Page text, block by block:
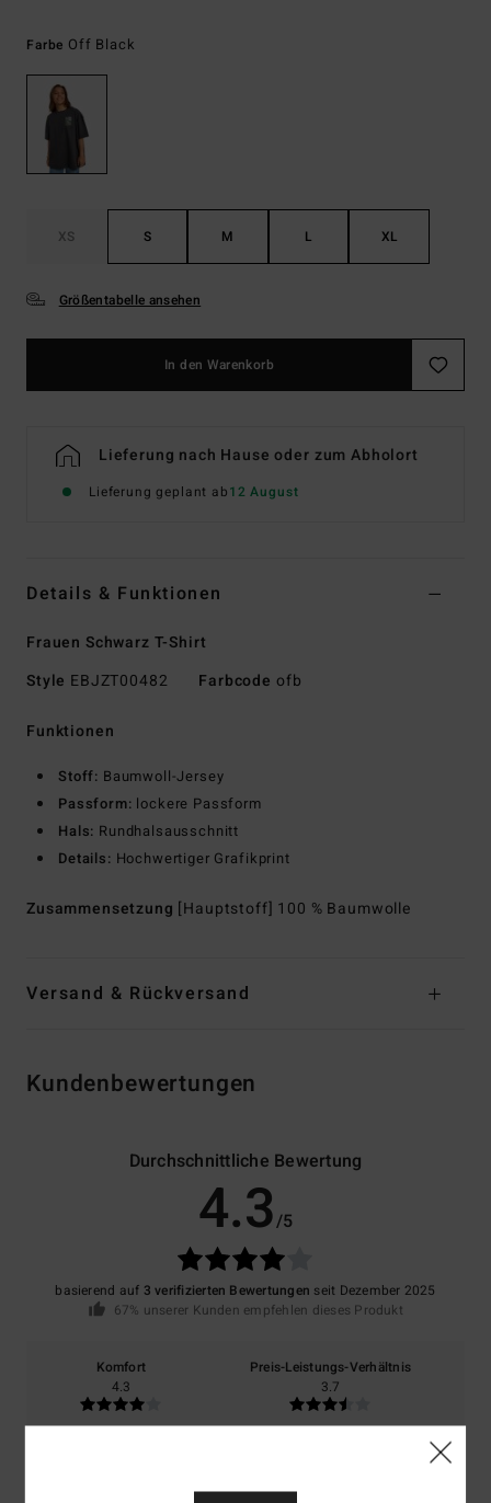
Farbe Off Black
XS S M L XL
Größentabelle ansehen
In den Warenkorb
Lieferung nach Hause oder zum Abholort
Lieferung geplant ab12 August
Details & Funktionen
Frauen Schwarz T-Shirt
Style EBJZT00482 Farbcode ofb
Funktionen
Stoff: Baumwoll-Jersey
Passform: lockere Passform
Hals: Rundhalsausschnitt
Details: Hochwertiger Grafikprint
Zusammensetzung [Hauptstoff] 100 % Baumwolle
Versand & Rückversand
Kundenbewertungen
Durchschnittliche Bewertung
4.3/5
basierend auf 3 verifizierten Bewertungen seit Dezember 2025
67% unserer Kunden empfehlen dieses Produkt
Komfort
4.3
Preis-Leistungs-Verhältnis
3.7
Zu groß